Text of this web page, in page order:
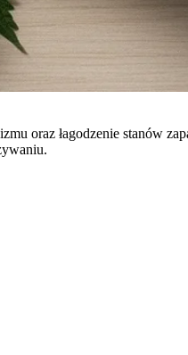
oraz łagodzenie stanów